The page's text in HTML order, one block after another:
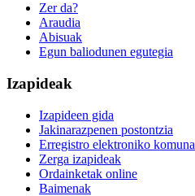
Zer da?
Araudia
Abisuak
Egun baliodunen egutegia
Izapideak
Izapideen gida
Jakinarazpenen postontzia
Erregistro elektroniko komuna
Zerga izapideak
Ordainketak online
Baimenak